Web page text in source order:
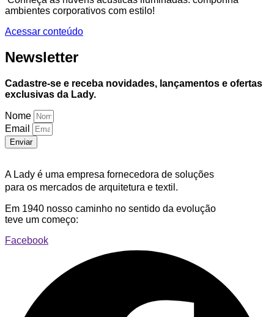
ambientes corporativos com estilo!
Acessar conteúdo
Newsletter
Cadastre-se e receba novidades, lançamentos e ofertas
exclusivas da Lady.
Nome
Email
Enviar
A Lady é uma empresa fornecedora de soluções
para os mercados de arquitetura e textil.
Em 1940 nosso caminho no sentido da evolução
teve um começo:
Facebook